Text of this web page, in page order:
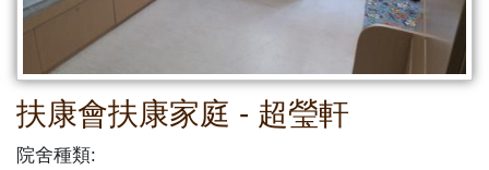
扶康會扶康家庭 - 超瑩軒
院舍種類: